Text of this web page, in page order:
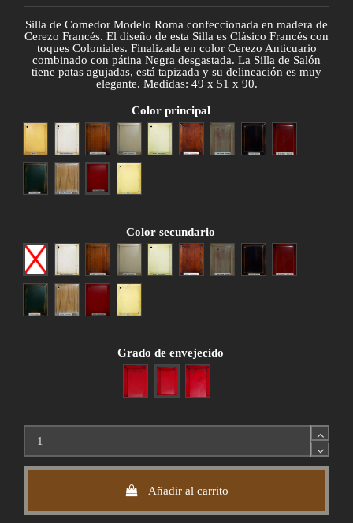
Silla de Comedor Modelo Roma confeccionada en madera de
Cerezo Francés. El diseño de esta Silla es Clásico Francés con
toques Coloniales. Finalizada en color Cerezo Anticuario
combinado con pátina Negra desgastada. La Silla de Salón
tiene patas agujadas, está tapizada y su delineación es muy
elegante. Medidas: 49 x 51 x 90.
Color principal
Blanco Cerezo anticuario
Gris patinado
Hueso Nogal anticuario
Patina grisPatina negra
Patina verdeRoble patinado
Rojo envejecido
Color secundario
NingunoBlanco Cerezo anticuario
Gris patinado
Hueso Nogal anticuario
Patina grisPatina negra
Patina verdeRoble patinado
Grado de envejecido
Poco envejecidoMedio envejecido
Muy envejecido
Añadir al carrito